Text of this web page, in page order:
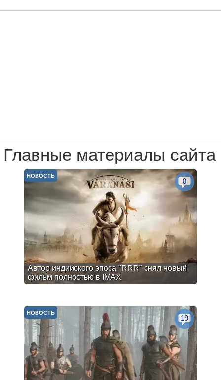
Главные материалы сайта
Автор индийского эпоса "RRR" снял новый
фильм полностью в IMAX
НОВОСТЬ
8
НОВОСТЬ
19